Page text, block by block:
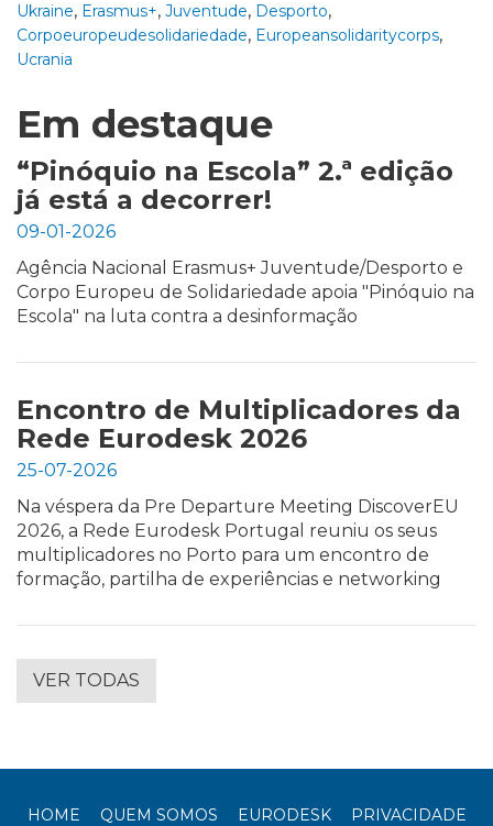
Ukraine, Erasmus+, Juventude, Desporto,
Corpoeuropeudesolidariedade, Europeansolidaritycorps,
Ucrania
Em destaque
“Pinóquio na Escola” 2.ª edição
já está a decorrer!
09-01-2026
Agência Nacional Erasmus+ Juventude/Desporto e
Corpo Europeu de Solidariedade apoia "Pinóquio na
Escola" na luta contra a desinformação
Encontro de Multiplicadores da
Rede Eurodesk 2026
25-07-2026
Na véspera da Pre Departure Meeting DiscoverEU
2026, a Rede Eurodesk Portugal reuniu os seus
multiplicadores no Porto para um encontro de
formação, partilha de experiências e networking
VER TODAS
HOME QUEM SOMOS EURODESK
PRIVACIDADE